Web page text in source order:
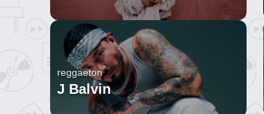
reggaeton
J Balvin